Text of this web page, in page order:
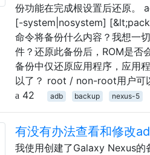
份功能在完成根设置后还原
[-system|nosystem]
命令将备份什么内容？我想一
件？还原此备份后，ROM是否
备份中仅还原应用程序，应用
以了？ root / non-root用户可
42
adb backup nexus-5
有没有办法查看和修改
我使用创建了Galaxy Nexus